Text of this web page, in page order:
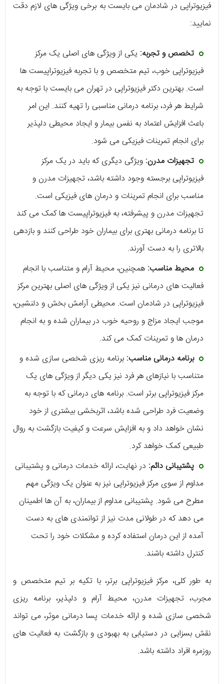
فیزیوتراپی در شادمان می بایست به برخی ویژگی‌ های لازم دقت
نمایید:
تخصص و تجربه: یکی از ویژگی ‌های اصلی یک مرکز
فیزیوتراپی خوب، تیم متخصص و با تجربه فیزیوتراپیست ‌ها
است. بهترین دکتر فیزیوتراپی در تهران ‌می بایست با توجه به
شرایط هر فرد، برنامه درمانی مناسبی را تهیه کنند. این امر
باعث افزایش اعتماد به نفس بیمار و ایجاد محیطی دلپذیر
برای انجام تمرینات فیزیکی می ‌شود.
تجهیزات مدرن: ویژگی دیگری که باید در یک مرکز
فیزیوتراپی برجسته وجود داشته باشد، تجهیزات مدرن و
مناسب برای انجام تمرینات و درمان‌ های فیزیکی است.
تجهیزات مدرن و پیشرفته، به فیزیوتراپیست‌ ها کمک می ‌کند
تا برنامه درمانی بهتری برای بیماران خود طراحی کنند و بازدهی
بالاتری را به دست آورند.
محیط مناسب: همچنین، محیط آرام و متناسب با انجام
فعالیت‌ ‌های درمانی نیز یکی از ویژگی ‌های اصلی بهترین مرکز
فیزیوتراپی در شادمان است. محیطی آرامش ‌بخش و دلنشین،
موجب ایجاد مزاج و روحیه خوب در بیماران شده و به انجام
درمان ‌ها و تمرینات کمک می‌ کند.
برنامه درمانی مناسب: برنامه ریزی شخصی ‌سازی شده و
متناسب با نیازهای هر فرد نیز یکی دیگر از ویژگی‌ های یک
مرکز فیزیوتراپی برتر است. برنامه‌ ‌های درمانی که با توجه به
وضعیت فرد طراحی شده باشد، اثربخشی بیشتری از خود
نشان خواهد داد و به افزایش سرعت و کیفیت بازگشت به روال
طبیعی کمک خواهد کرد.
پشتیبانی دائم: در نهایت، ارائه خدمات درمانی و پشتیبانی
مداوم از سوی مرکز فیزیوتراپی نیز به عنوان یک ویژگی مهم
مطرح می ‌شود. پشتیبانی مداوم از بیماران، به آن ‌ها اطمینان
می ‌دهد که در طولانی مدت نیز از توانمندی ‌های به دست
آمده از این درمان استفاده کرده و مشکلات خود را تحت
کنترل داشته باشند.
به طور کلی، مرکز فیزیوتراپی برتر، با تکیه بر تیم متخصص و
مجرب، تجهیزات مدرن، محیط آرام و دلپذیر، برنامه ریزی
شخصی‌ سازی شده و ارائه خدمات پسا درمانی موثر، می ‌تواند
نقش بسزایی در دستیابی به بهبودی و بازگشت به فعالیت‌ های
روزمره افراد داشته باشد.